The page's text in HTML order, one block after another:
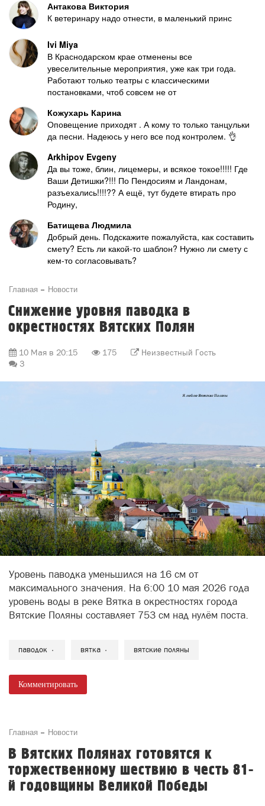
Антакова Виктория
К ветеринару надо отнести, в маленький принс
Ivi Miya
В Краснодарском крае отменены все
увеселительные мероприятия, уже как три года.
Работают только театры с классическими
постановками, чтоб совсем не от
Кожухарь Карина
Оповещение приходят . А кому то только танцульки
да песни. Надеюсь у него все под контролем. 👌
Arkhipov Evgeny
Да вы тоже, блин, лицемеры, и всякое токое!!!!! Где
Ваши Детишки?!!! По Пендосиям и Ландонам,
разъехались!!!!?? А ещё, тут будете втирать про
Родину,
Батищева Людмила
Добрый день. Подскажите пожалуйста, как составить
смету? Есть ли какой-то шаблон? Нужно ли смету с
кем-то согласовывать?
Главная Новости
Снижение уровня паводка в
окрестностях Вятских Полян
10 Мая в 20:15 175
Неизвестный Гость
3
Уровень паводка уменьшился на 16 см от
максимального значения. На 6:00 10 мая 2026 года
уровень воды в реке Вятка в окрестностях города
Вятские Поляны составляет 753 см над нулём поста.
паводок вятка вятские поляны
Комментировать
Главная Новости
В Вятских Полянах готовятся к
торжественному шествию в честь 81-
й годовщины Великой Победы